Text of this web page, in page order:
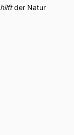
hilftder Natur